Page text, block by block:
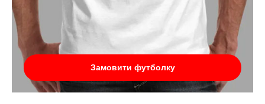
Замовити футболку